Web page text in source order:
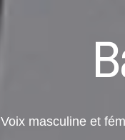
Voix masculine et